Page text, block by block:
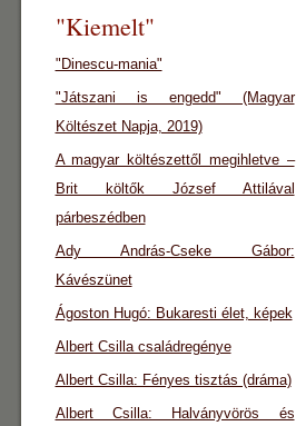
"Kiemelt"
"Dinescu-mania"
"Játszani is engedd" (Magyar
Költészet Napja, 2019)
A magyar költészettől megihletve –
Brit költők József Attilával
párbeszédben
Ady András-Cseke Gábor:
Kávészünet
Ágoston Hugó: Bukaresti élet, képek
Albert Csilla családregénye
Albert Csilla: Fényes tisztás (dráma)
Albert Csilla: Halványvörös és